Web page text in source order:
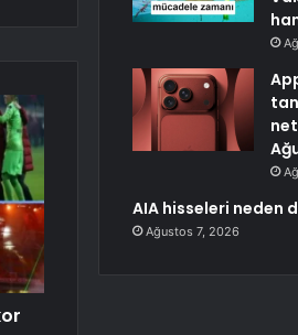
AIA hisseleri neden
Ağustos 7, 2026